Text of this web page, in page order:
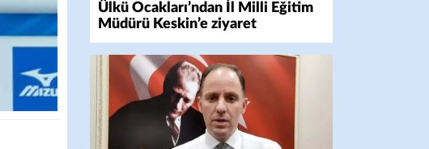
Ülkü Ocakları’ndan İl Milli Eğitim
Müdürü Keskin’e ziyaret